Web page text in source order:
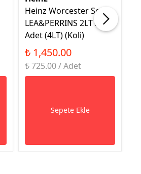
Heinz Worcester Sosu
LEA&PERRINS 2LT X 2
Adet (4LT) (Koli)
₺ 1,450.00
₺ 725.00 / Adet
Sepete Ekle